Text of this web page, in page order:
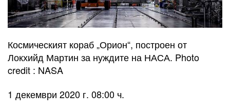
Космическият кораб „Орион“, построен от
Локхийд Мартин за нуждите на НАСА. Photo
credit : NASA
1 декември 2020 г. 08:00 ч.